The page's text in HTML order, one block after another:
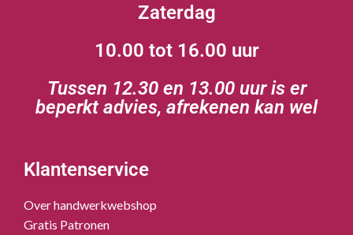
Zaterdag
10.00 tot 16.00 uur
Tussen 12.30 en 13.00 uur is er
beperkt advies, afrekenen kan wel
Klantenservice
Over handwerkwebshop
Gratis Patronen